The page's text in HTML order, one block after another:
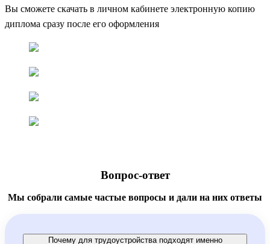
Вы сможете скачать в личном кабинете электронную копию
диплома сразу после его оформления
Вопрос-ответ
Мы собрали самые частые вопросы и дали на них ответы
Почему для трудоустройства подходят именно